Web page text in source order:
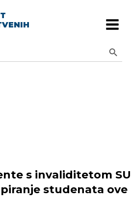
s invaliditetom
studenata ove